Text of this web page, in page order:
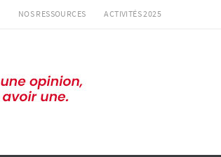
NOS RESSOURCES ACTIVITÉS 2025